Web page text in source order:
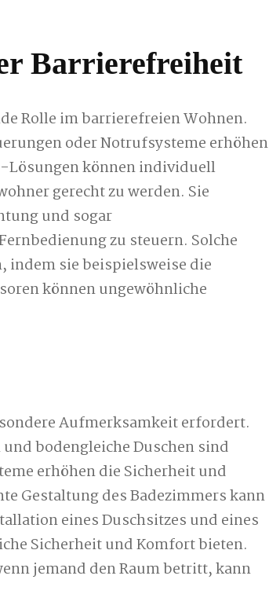
Barrierefreiheit
Rolle im barrierefreien Wohnen.
oder Notrufsysteme erhöhen
Lösungen können individuell
gerecht zu werden. Sie
und sogar
zu steuern. Solche
indem sie beispielsweise die
können ungewöhnliche
Aufmerksamkeit erfordert.
bodengleiche Duschen sind
erhöhen die Sicherheit und
Gestaltung des Badezimmers kann
eines Duschsitzes und eines
Sicherheit und Komfort bieten.
jemand den Raum betritt, kann